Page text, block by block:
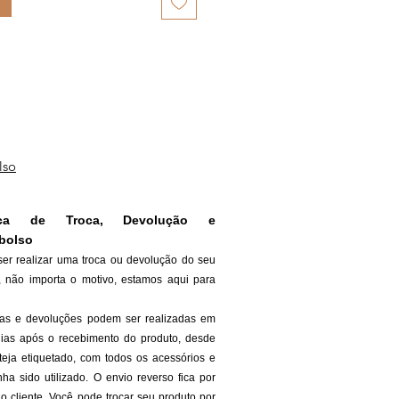
de Troca, Devolução e
realizar uma troca ou devolução do seu
não importa o motivo, estamos aqui para
e devoluções podem ser realizadas em
após o recebimento do produto, desde
etiquetado, com todos os acessórios e
sido utilizado. O envio reverso fica por